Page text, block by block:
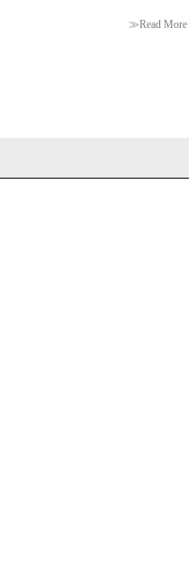
≫Read More